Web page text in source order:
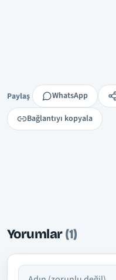
Paylaş
Paylaş WhatsApp
Bağlantıyı kopyala
Yorumlar(1)
Adın
Yorumun